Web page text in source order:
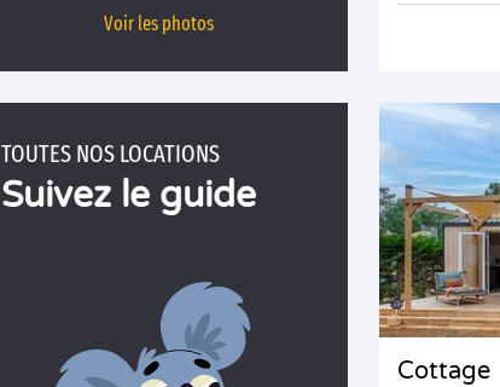
Voir les photos
TOUTES NOS LOCATIONS
Suivez le guide
Cottage